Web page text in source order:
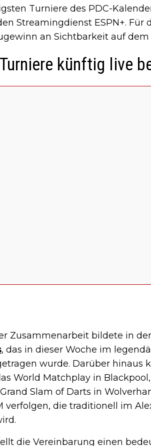
Turniere des PDC-
Streamingdienst ESPN+.
an Sichtbarkeit auf
künftig live
Zusammenarbeit bildete in
, das in dieser Woche im
wurde. Darüber hinaus
World Matchplay in
Slam of Darts in
verfolgen, die traditionell im
die Vereinbarung einen